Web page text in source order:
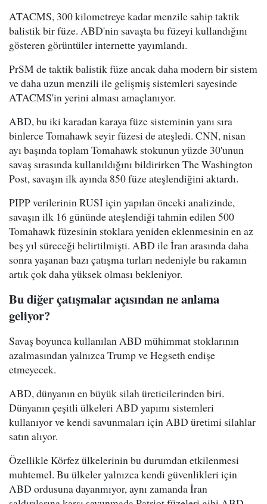
ATACMS, 300 kilometreye kadar menzile sahip taktik
balistik bir füze. ABD'nin savaşta bu füzeyi kullandığını
gösteren görüntüler internette yayımlandı.
PrSM de taktik balistik füze ancak daha modern bir sistem
ve daha uzun menzili ile gelişmiş sistemleri sayesinde
ATACMS'in yerini alması amaçlanıyor.
ABD, bu iki karadan karaya füze sisteminin yanı sıra
binlerce Tomahawk seyir füzesi de ateşledi. CNN, nisan
ayı başında toplam Tomahawk stokunun yüzde 30'unun
savaş sırasında kullanıldığını bildirirken The Washington
Post, savaşın ilk ayında 850 füze ateşlendiğini aktardı.
PIPP verilerinin RUSI için yapılan önceki analizinde,
savaşın ilk 16 gününde ateşlendiği tahmin edilen 500
Tomahawk füzesinin stoklara yeniden eklenmesinin en az
beş yıl süreceği belirtilmişti. ABD ile İran arasında daha
sonra yaşanan bazı çatışma turları nedeniyle bu rakamın
artık çok daha yüksek olması bekleniyor.
Bu diğer çatışmalar açısından ne anlama
geliyor?
Savaş boyunca kullanılan ABD mühimmat stoklarının
azalmasından yalnızca Trump ve Hegseth endişe
etmeyecek.
ABD, dünyanın en büyük silah üreticilerinden biri.
Dünyanın çeşitli ülkeleri ABD yapımı sistemleri
kullanıyor ve kendi savunmaları için ABD üretimi silahlar
satın alıyor.
Özellikle Körfez ülkelerinin bu durumdan etkilenmesi
muhtemel. Bu ülkeler yalnızca kendi güvenlikleri için
ABD ordusuna dayanmıyor, aynı zamanda İran